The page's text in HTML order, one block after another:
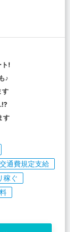
ト!
♪
す
す
交通費規定支給
稼ぐ